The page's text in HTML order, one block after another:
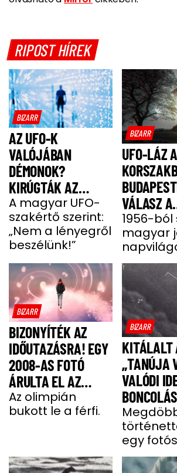
RIPOST HÍREK
BIZARR
AZ UFO-K
VALÓJÁBAN
DÉMONOK?
KIRÚGTÁK AZ
ÖRDÖGŰZŐ PAPOT,
MOST MEGSZÓLALT
AZ UFO-SZAKÉRTŐ!
A magyar UFO-
szakértő szerint:
„Nem a lényegről
beszélünk!”
BIZARR
UFO-LÁZ
VÁLASZ A
1956-
magyar
BIZARR
BIZONYÍTÉK AZ
IDŐUTAZÁSRA! EGY
2008-AS FOTÓ
ÁRULTA EL AZ
IGAZAT
Az olimpián
bukott le a férfi.
BIZARR
KITÁLALT
„TANÚJA
VALÓDI
egy